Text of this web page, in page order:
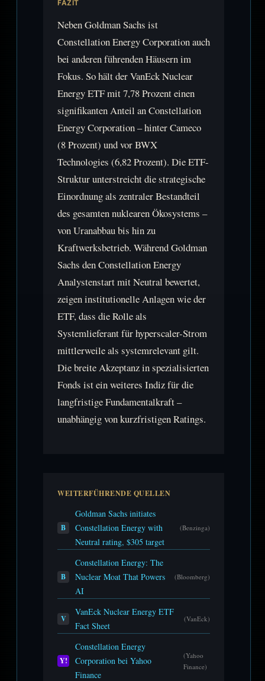
FAZIT
Neben Goldman Sachs ist
Constellation Energy Corporation auch
bei anderen führenden Häusern im
Fokus. So hält der VanEck Nuclear
Energy ETF mit 7,78 Prozent einen
signifikanten Anteil an Constellation
Energy Corporation – hinter Cameco
(8 Prozent) und vor BWX
Technologies (6,82 Prozent). Die ETF-
Struktur unterstreicht die strategische
Einordnung als zentraler Bestandteil
des gesamten nuklearen Ökosystems –
von Uranabbau bis hin zu
Kraftwerksbetrieb. Während Goldman
Sachs den Constellation Energy
Analystenstart mit Neutral bewertet,
zeigen institutionelle Anlagen wie der
ETF, dass die Rolle als
Systemlieferant für hyperscaler-Strom
mittlerweile als systemrelevant gilt.
Die breite Akzeptanz in spezialisierten
Fonds ist ein weiteres Indiz für die
langfristige Fundamentalkraft –
unabhängig von kurzfristigen Ratings.
WEITERFÜHRENDE QUELLEN
B
Goldman Sachs initiates
Constellation Energy with
Neutral rating, $305 target
(Benzinga)
B
Constellation Energy: The
Nuclear Moat That Powers
AI
(Bloomberg)
V
VanEck Nuclear Energy ETF
Fact Sheet
(VanEck)
Y!
Constellation Energy
Corporation bei Yahoo
Finance
(Yahoo
Finance)